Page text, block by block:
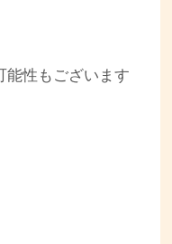
性もございます